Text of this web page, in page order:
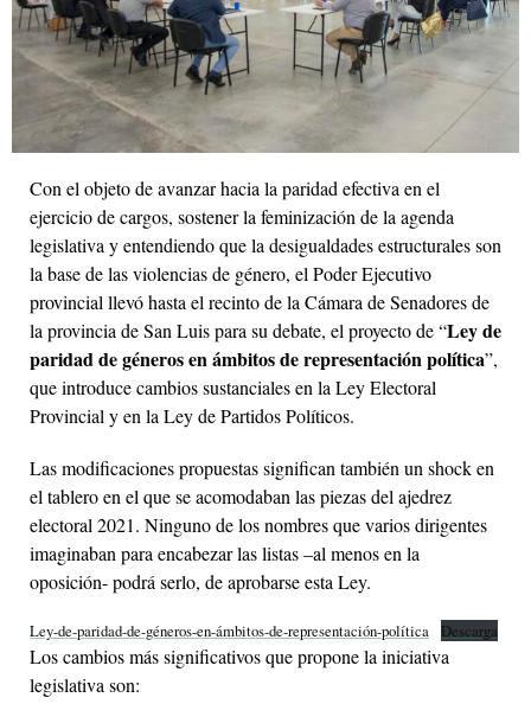
Con el objeto de avanzar hacia la paridad efectiva en el
ejercicio de cargos, sostener la feminización de la agenda
legislativa y entendiendo que la desigualdades estructurales son
la base de las violencias de género, el Poder Ejecutivo
provincial llevó hasta el recinto de la Cámara de Senadores de
la provincia de San Luis para su debate, el proyecto de “Ley de
paridad de géneros en ámbitos de representación política”,
que introduce cambios sustanciales en la Ley Electoral
Provincial y en la Ley de Partidos Políticos.
Las modificaciones propuestas significan también un shock en
el tablero en el que se acomodaban las piezas del ajedrez
electoral 2021. Ninguno de los nombres que varios dirigentes
imaginaban para encabezar las listas –al menos en la
oposición- podrá serlo, de aprobarse esta Ley.
Ley-de-paridad-de-géneros-en-ámbitos-de-representación-política Descarga
Los cambios más significativos que propone la iniciativa
legislativa son: